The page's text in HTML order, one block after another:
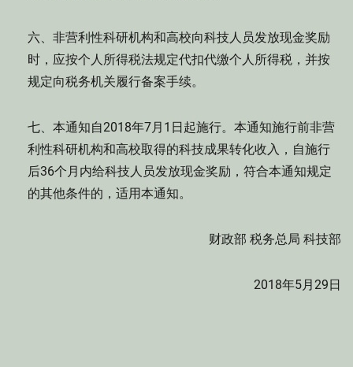
六、非营利性科研机构和高校向科技人员发放现金奖励
时，应按个人所得税法规定代扣代缴个人所得税，并按
规定向税务机关履行备案手续。
七、本通知自2018年7月1日起施行。本通知施行前非营
利性科研机构和高校取得的科技成果转化收入，自施行
后36个月内给科技人员发放现金奖励，符合本通知规定
的其他条件的，适用本通知。
财政部 税务总局 科技部
2018年5月29日